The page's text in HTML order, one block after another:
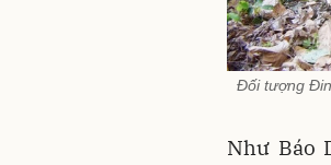
Đối tượng
Như Báo